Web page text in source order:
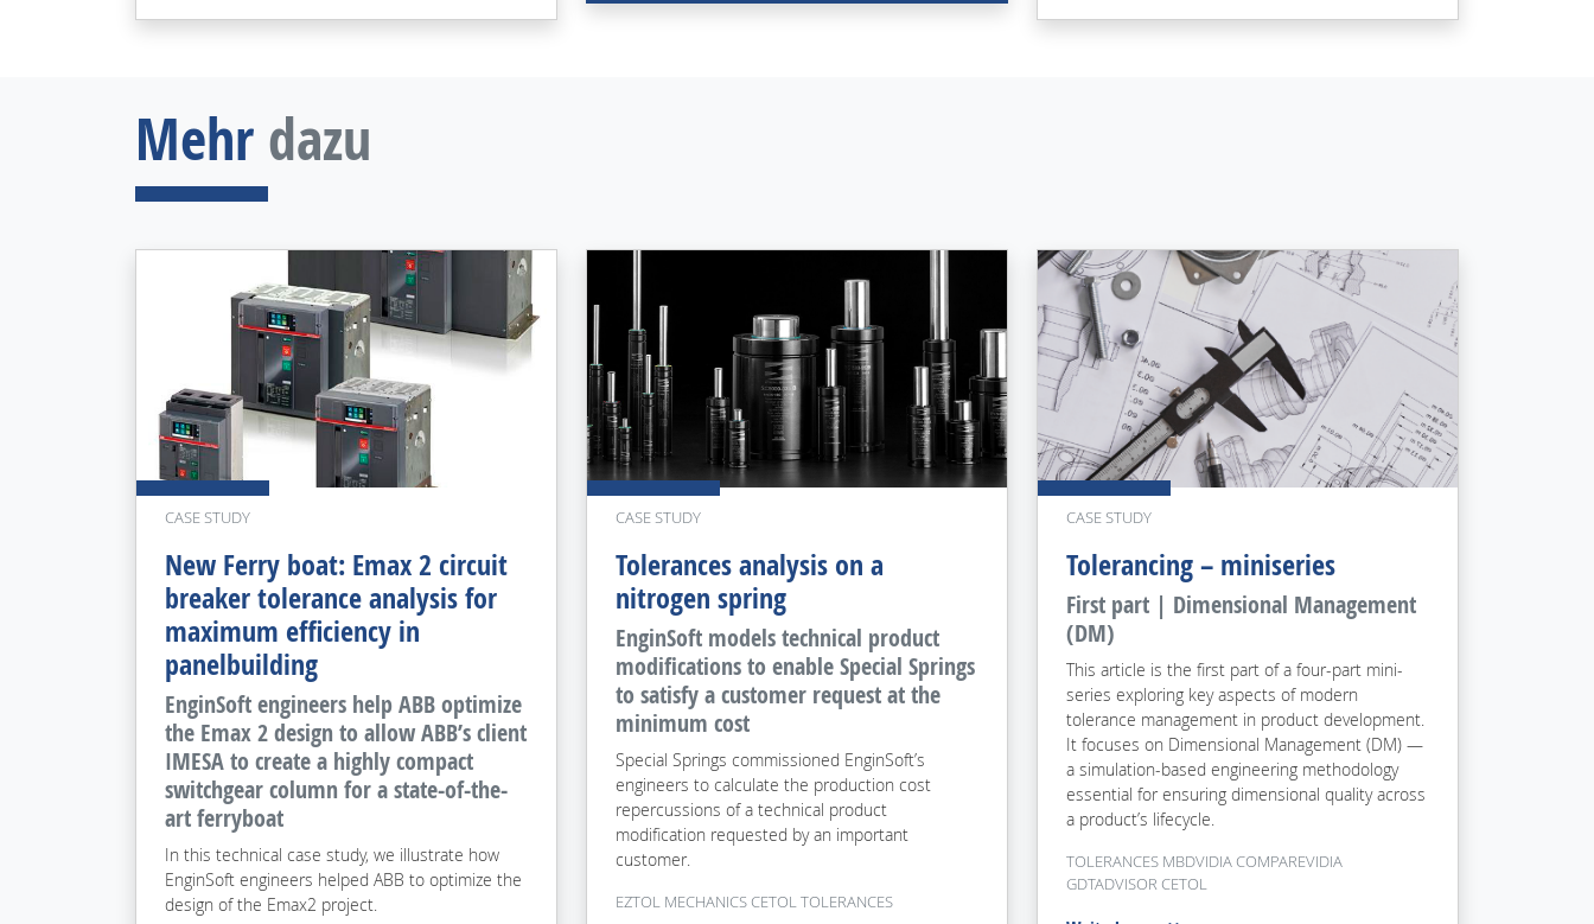
Mehrdazu
CASE STUDY
New Ferry boat: Emax 2 circuit
breaker tolerance analysis for
maximum efficiency in
panelbuilding
EnginSoft engineers help ABB optimize
the Emax 2 design to allow ABB’s client
IMESA to create a highly compact
switchgear column for a state-of-the-
art ferryboat
In this technical case study, we illustrate how
EnginSoft engineers helped ABB to optimize the
design of the Emax2 project.
CASE STUDY
Tolerances analysis on a
nitrogen spring
EnginSoft models technical product
modifications to enable Special Springs
to satisfy a customer request at the
minimum cost
Special Springs commissioned EnginSoft’s
engineers to calculate the production cost
repercussions of a technical product
modification requested by an important
customer.
EZTOL MECHANICS CETOL TOLERANCES
CASE STUDY
Tolerancing – miniseries
First part | Dimensional Management
(DM)
This article is the first part of a four-part mini-
series exploring key aspects of modern
tolerance management in product development.
It focuses on Dimensional Management (DM) —
a simulation-based engineering methodology
essential for ensuring dimensional quality across
a product’s lifecycle.
TOLERANCES MBDVIDIA COMPAREVIDIA
GDTADVISOR CETOL